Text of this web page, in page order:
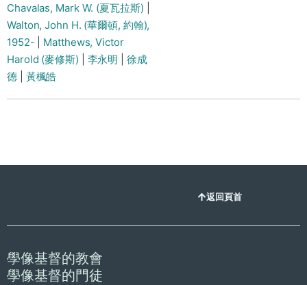
Chavalas, Mark W. (夏瓦拉斯)
Walton, John H. (華爾頓, 約翰),
1952-
Matthews, Victor
Harold (麥修斯)
李永明
徐成
德| 黃楓皓
返回頁首
學像基督的教會
學像基督的門徒